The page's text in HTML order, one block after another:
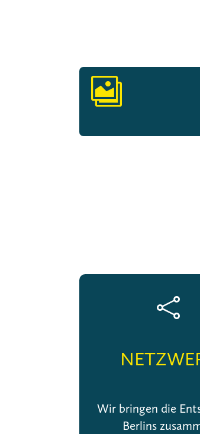


Wir bringen die
Berlins